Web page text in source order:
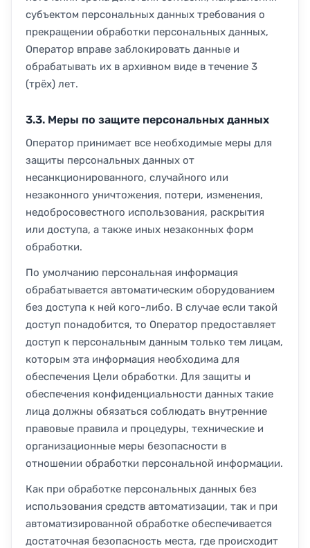
субъектом персональных данных требования о
прекращении обработки персональных данных,
Оператор вправе заблокировать данные и
обрабатывать их в архивном виде в течение 3
(трёх) лет.
3.3. Меры по защите персональных данных
Оператор принимает все необходимые меры для
защиты персональных данных от
несанкционированного, случайного или
незаконного уничтожения, потери, изменения,
недобросовестного использования, раскрытия
или доступа, а также иных незаконных форм
обработки.
По умолчанию персональная информация
обрабатывается автоматическим оборудованием
без доступа к ней кого-либо. В случае если такой
доступ понадобится, то Оператор предоставляет
доступ к персональным данным только тем лицам,
которым эта информация необходима для
обеспечения Цели обработки. Для защиты и
обеспечения конфиденциальности данных такие
лица должны обязаться соблюдать внутренние
правовые правила и процедуры, технические и
организационные меры безопасности в
отношении обработки персональной информации.
Как при обработке персональных данных без
использования средств автоматизации, так и при
автоматизированной обработке обеспечивается
достаточная безопасность места, где происходит